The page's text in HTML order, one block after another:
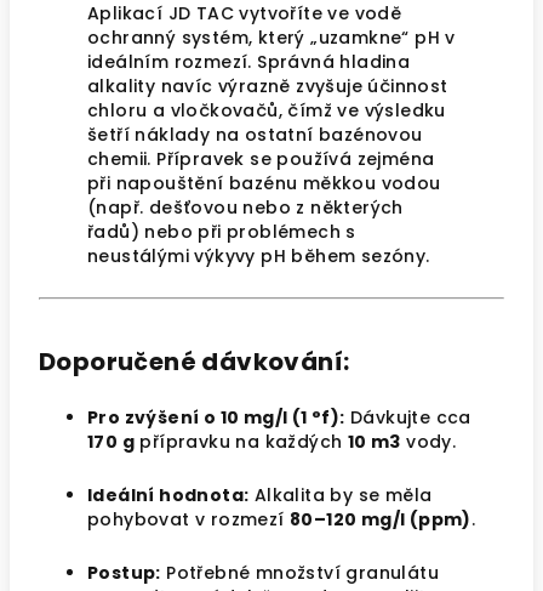
Aplikací JD TAC vytvoříte ve vodě
ochranný systém, který „uzamkne“ pH v
ideálním rozmezí. Správná hladina
alkality navíc výrazně zvyšuje účinnost
chloru a vločkovačů, čímž ve výsledku
šetří náklady na ostatní bazénovou
chemii. Přípravek se používá zejména
při napouštění bazénu měkkou vodou
(např. dešťovou nebo z některých
řadů) nebo při problémech s
neustálými výkyvy pH během sezóny.
Doporučené dávkování:
Pro zvýšení o 10 mg/l (1 °f): Dávkujte cca
170 g přípravku na každých 10 m3 vody.
Ideální hodnota: Alkalita by se měla
pohybovat v rozmezí 80–120 mg/l (ppm).
Postup: Potřebné množství granulátu